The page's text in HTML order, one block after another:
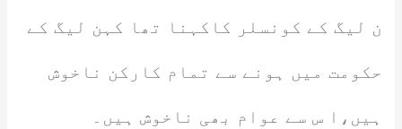
ن لیگ کے کونسلر کاکہنا تھا کہن لیگ کے
حکومت میں ہونے سے تمام کارکن ناخوش
ہیں،ا س سے عوام بھی ناخوش ہیں۔